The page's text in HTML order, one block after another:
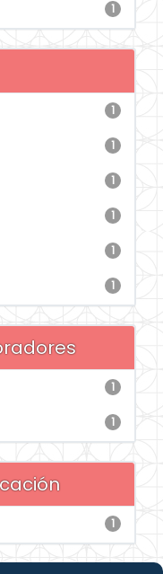
1
1
1
1
1
1
1
1
1
1